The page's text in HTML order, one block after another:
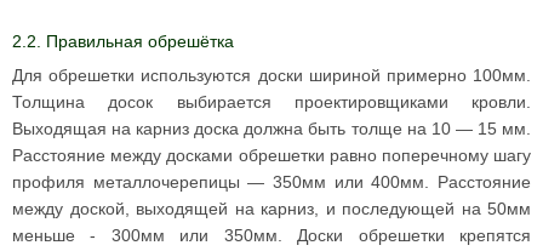
2.2. Правильная обрешётка
Для обрешетки используются доски шириной примерно 100мм.
Толщина досок выбирается проектировщиками кровли.
Выходящая на карниз доска должна быть толще на 10 — 15 мм.
Расстояние между досками обрешетки равно поперечному шагу
профиля металлочерепицы — 350мм или 400мм. Расстояние
между доской, выходящей на карниз, и последующей на 50мм
меньше - 300мм или 350мм. Доски обрешетки крепятся